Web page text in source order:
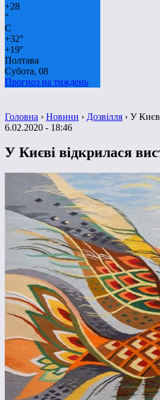
+28
°
C
+32°
+19°
Полтава
Субота, 08
Прогноз на тиждень
Головна › Новини › Дозвілля › У
6.02.2020 - 18:46
У Києві відкрилася